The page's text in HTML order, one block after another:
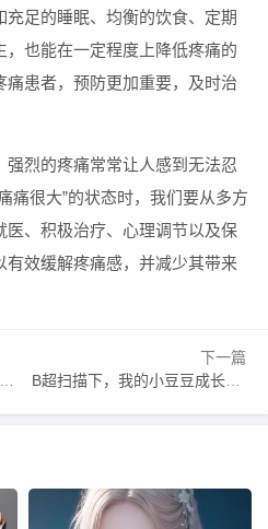
足的睡眠、均衡的饮食、定期
也能在一定程度上降低疼痛的
患者，预防更加重要，及时治
烈的疼痛常常让人感到无法忍
痛很大”的状态时，我们要从多方
、积极治疗、心理调节以及保
效缓解疼痛感，并减少其带来
下一篇
B超扫描下，我的小豆豆成长如何？重量变化引发关注！